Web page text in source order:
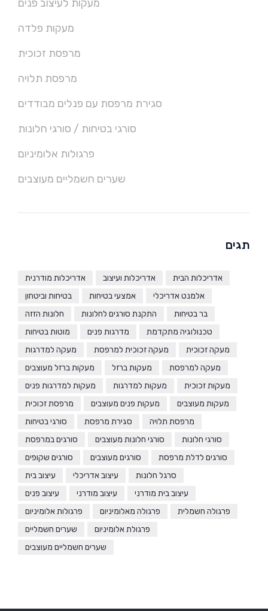
מעקות לעיצוב פנים
מעקות פלדה
מרפסת זכוכית
מרפסת תלויה
סגירת מרפסת עם פנלים מבודדים
סורגי בטיחות / סורגי חלונות
פרגולות אלומיניום
שערים חשמליים מעוצבים
תגים
אדריכלות הבית אדריכלות ועיצוב
אדריכלות מודרנית
אלמנט אדריכלי
אמצעי בטיחות
בטיחות וביטחון
בר בטיחות
התקנת סורגים לחלונות
חלונות הזזה
טכנולוגיה מתקדמת
מדרגות פנים
מוטות בטיחות
מעקה זכוכית
מעקה זכוכית למרפסת
מעקה למדרגות
מעקה למרפסת
מעקות ברזל
מעקות ברזל מעוצבים
מעקות זכוכית
מעקות למדרגות
מעקות למדרגות פנים
מעקות מעוצבים
מעקות פנים מעוצבים
מרפסת זכוכית
מרפסת תלויה
סגירת מרפסת
סורגי בטיחות
סורגי חלונות
סורגי חלונות מעוצבים
סורגים במרפסת
סורגים לדלת מרפסת
סורגים מעוצבים
סורגים שקופים
סרגל חלונות
עיצוב אדריכלי
עיצוב בית
עיצוב בית מודרני
עיצוב מודרני
עיצוב פנים
פרגולה חשמלית
פרגולה מאלומיניום
פרגולות אלומיניום
פרגולת אלומיניום
שערים חשמליים
שערים חשמליים מעוצבים